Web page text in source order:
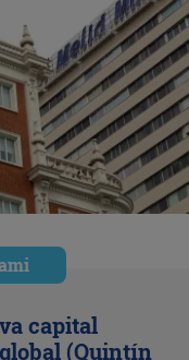
capital
(Quintín